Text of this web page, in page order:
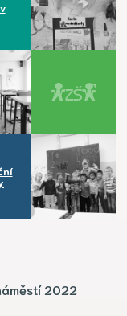
2022